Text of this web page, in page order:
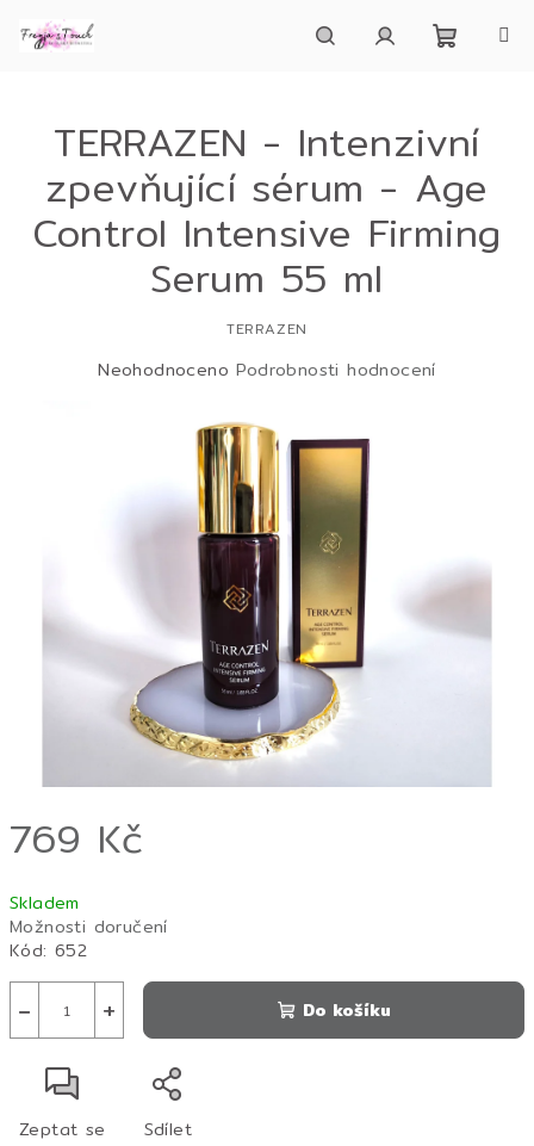
obsah
košík
769 Kč
cena:
Skladem
Možnosti doručení
Kód: 652
+
− Do košíku
Zeptat se Sdílet
TERRAZEN - Intenzivní
zpevňující sérum - Age
Control Intensive Firming
Serum 55 ml
TERRAZEN
Průměrné
Neohodnoceno Podrobnosti hodnocení